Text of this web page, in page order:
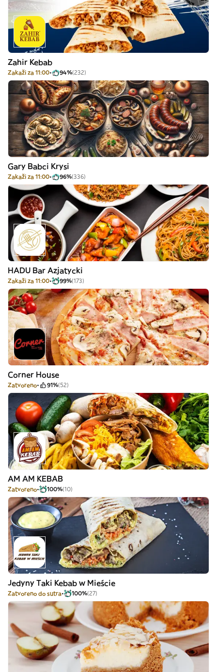
Zahir Kebab
Zakaži za 11:00 94%(232)
Gary Babci Krysi
Zakaži za 11:00 96%(336)
HADU Bar Azjatycki
Zakaži za 11:00 99%(173)
Corner House
Zatvoreno 91%(52)
AM AM KEBAB
Zatvoreno 100%(10)
Jedyny Taki Kebab w Mieście
Zatvoreno do sutra 100%(27)